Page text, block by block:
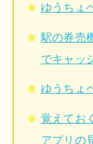
ゆうちょ
駅の券売
でキャッ
ゆうちょ
覚えてお
アプリの